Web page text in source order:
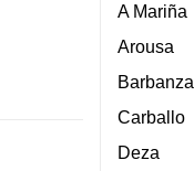
A Mariña
Arousa
Barbanza
Carballo
Deza